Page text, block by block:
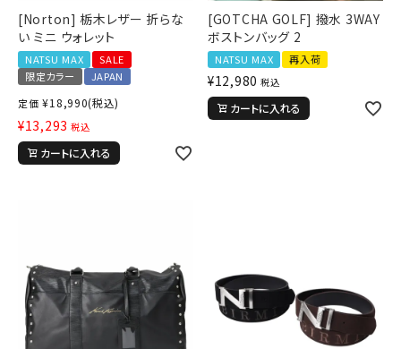
[Norton] 栃木レザー 折らな
い ミニ ウォレット
NATSU MAX
SALE
限定カラー
JAPAN
定価 ¥18,990(税込)
¥13,293 税込
カートに入れる
[GOTCHA GOLF] 撥水 3WAY
ボストンバッグ 2
NATSU MAX 再入荷
¥12,980 税込
カートに入れる